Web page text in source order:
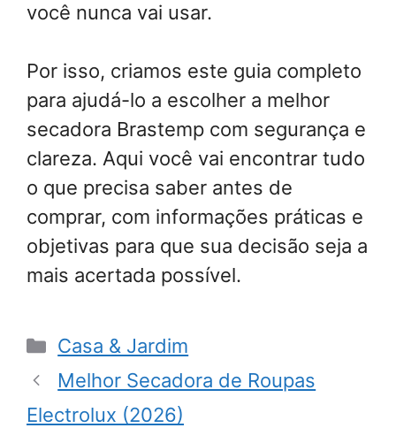
você nunca vai usar.
Por isso, criamos este guia completo
para ajudá-lo a escolher a melhor
secadora Brastemp com segurança e
clareza. Aqui você vai encontrar tudo
o que precisa saber antes de
comprar, com informações práticas e
objetivas para que sua decisão seja a
mais acertada possível.
Categorias
Casa & Jardim
Melhor Secadora de Roupas
Electrolux (2026)